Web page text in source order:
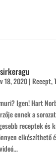
18, 2020| Recept,
Igen! Hart
ennek a
receptek és
elkészíthető